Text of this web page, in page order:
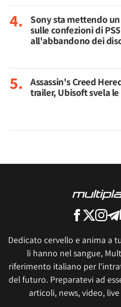
Sony sta mettendo
sulle confezioni di
all'abbandono dei
Assassin's Creed
trailer, Ubisoft svela
Dedicato cervello e anima a
li hanno nel sangue,
riferimento italiano per
del futuro. Preparatevi ad
articoli, news, video,